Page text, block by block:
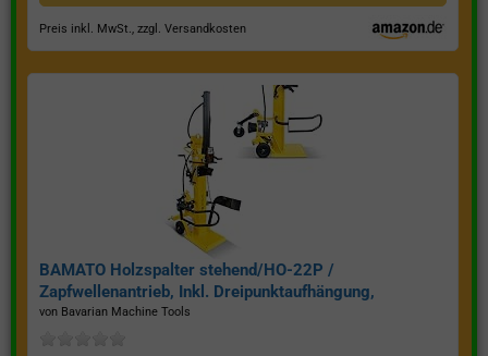
Preis inkl. MwSt., zzgl. Versandkosten
BAMATO Holzspalter stehend/HO-22P /
Zapfwellenantrieb, Inkl. Dreipunktaufhängung,
Spaltkraft 22 Tonnen*
von Bavarian Machine Tools